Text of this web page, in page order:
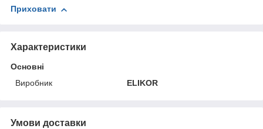
Приховати
Характеристики
Основні
Виробник
ELIKOR
Умови доставки